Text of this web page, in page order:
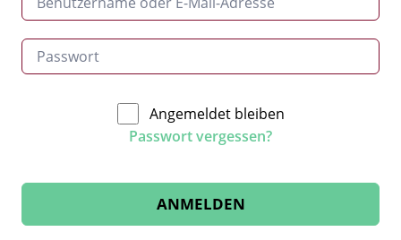
Angemeldet bleiben
Passwort vergessen?
ANMELDEN